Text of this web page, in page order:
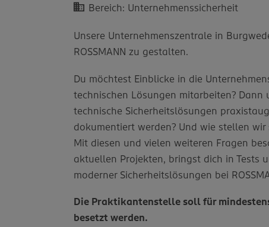
Bereich: Unternehmenssicherheit
Unsere Unternehmenszentrale in
ROSSMANN zu gestalten.
Du möchtest Einblicke in die
technischen Lösungen mitarbeiten? Dann
technische Sicherheitslösungen
dokumentiert werden? Und wie stellen
Mit diesen und vielen weiteren Fragen
aktuellen Projekten, bringst dich in Tests
moderner Sicherheitslösungen bei
Die Praktikantenstelle soll für
besetzt werden.